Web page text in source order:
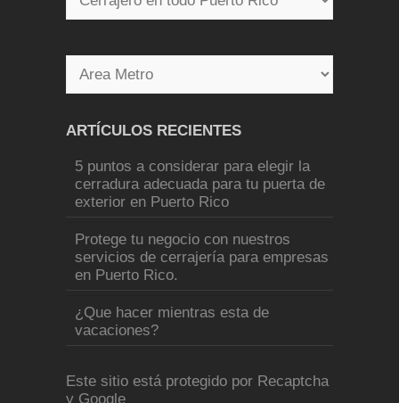
ARTÍCULOS RECIENTES
5 puntos a considerar para elegir la
cerradura adecuada para tu puerta de
exterior en Puerto Rico
Protege tu negocio con nuestros
servicios de cerrajería para empresas
en Puerto Rico.
¿Que hacer mientras esta de
vacaciones?
Este sitio está protegido por Recaptcha
y Google